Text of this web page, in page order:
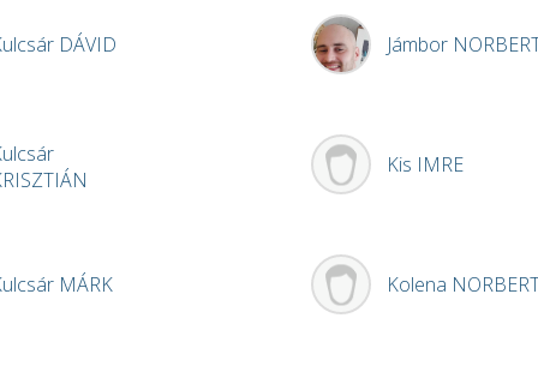
DÁVID
MÁRK
Jámbor
Kis IMRE
Kolena